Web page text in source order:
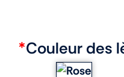
*Couleur des